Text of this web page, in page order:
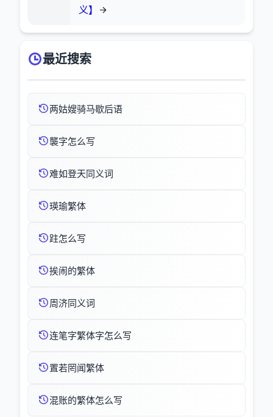
义】
最近搜索
两姑嫂骑马歇后语
襲字怎么写
难如登天同义词
瑛瑜繁体
跓怎么写
挨闹的繁体
周济同义词
连笔字繁体字怎么写
置若罔闻繁体
混账的繁体怎么写